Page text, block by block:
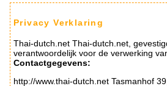
Privacy Verklaring
Thai-dutch.net Thai-dutch.net,
verantwoordelijk voor de verwerking
Contactgegevens:
http://www.thai-dutch.net Tasmanhof